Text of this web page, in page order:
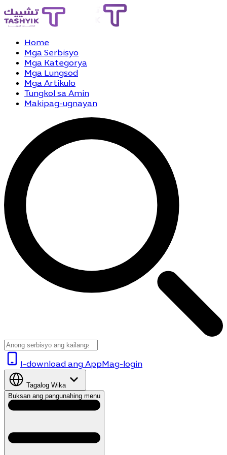
Home
Mga Serbisyo
Mga Kategorya
Mga Lungsod
Mga Artikulo
Tungkol sa Amin
Makipag-ugnayan
I-download ang AppMag-login
Tagalog Wika
Buksan ang pangunahing menu